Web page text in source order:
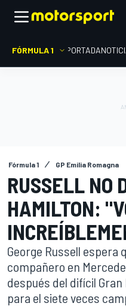
FÓRMULA 1 PORTADA
Fórmula 1 GP Emilia Romagna
RUSSELL NO
HAMILTON:
George Russell espera
compañero en
después del difícil
para el siete veces